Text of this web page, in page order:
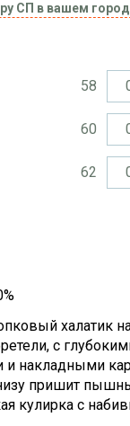
СП в вашем
58
60
62
халатик
с
и накладными
пришит
кулирка с